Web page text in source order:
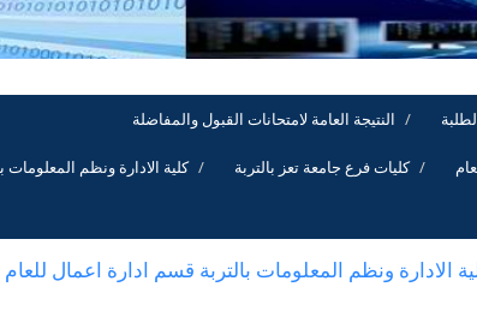
النتيجة العامة لامتحانات القبول والمفاضلة
كليات فرع جامعة تعز بالتربة كلية الادارة ونظم المعلومات
الادارة ونظم المعلومات بالتربة قسم ادارة اعمال